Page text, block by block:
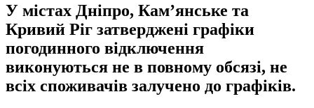
У містах Дніпро, Кам’янське та
Кривий Ріг затверджені графіки
погодинного відключення
виконуються не в повному обсязі, не
всіх споживачів залучено до графіків.